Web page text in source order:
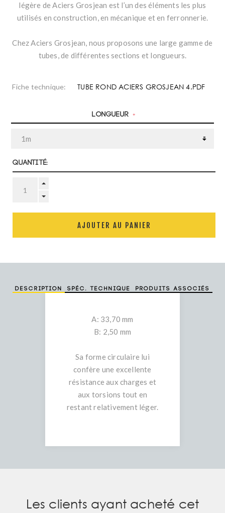
légère de Aciers Grosjean est l’un des éléments les plus
utilisés en construction, en mécanique et en ferronnerie.
Chez Aciers Grosjean, nous proposons une large gamme de
tubes, de différentes sections et longueurs.
Fiche technique: TUBE ROND ACIERS GROSJEAN 4.PDF
Longueur *
Quantité:
AJOUTER AU PANIER
Description Spéc. technique Produits associés
A: 33,70 mm
B: 2,50 mm
Sa forme circulaire lui
confère une excellente
résistance aux charges et
aux torsions tout en
restant relativement léger.
Les clients ayant acheté cet